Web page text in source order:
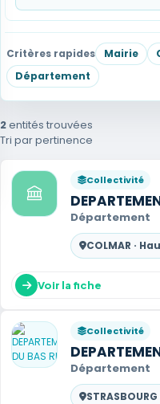
Critères rapides Mairie
Département
2entités trouvées
Tri par pertinence
Collectivité
Département
COLMAR ·
Voir la fiche
Collectivité
Département